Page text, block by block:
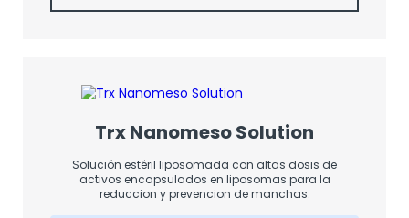
Trx Nanomeso Solution
Solución estéril liposomada con altas dosis de
activos encapsulados en liposomas para la
reduccion y prevencion de manchas.